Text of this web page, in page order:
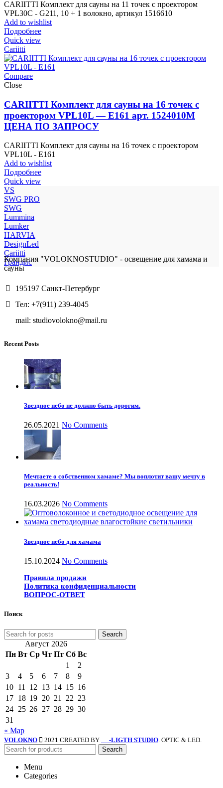
CARIITTI Комплект для сауны на 11 точек с проектором
VPL30C - G211, 10 + 1 волокно, артикул 1516610
Add to wishlist
Подробнее
Quick view
Cariitti
Compare
Close
CARIITTI Комплект для сауны на 16 точек с
проектором VPL10L — E161 арт. 1524010М
ЦЕНА ПО ЗАПРОСУ
CARIITTI Комплект для сауны на 16 точек с проектором
VPL10L - E161
Add to wishlist
Подробнее
Quick view
VS
SWG PRO
SWG
Lummina
Lumker
HARVIA
DesignLed
Cariitti
Грандис
Компания "VOLOKNOSTUDIO" - освещение для хамама и
сауны
195197 Санкт-Петербург
Тел: +7(911) 239-4045
mail: studiovolokno@mail.ru
Recent Posts
Звездное небо не должно быть дорогим.
26.05.2021 No Comments
Мечтаете о собственном хамаме? Мы воплотит вашу мечту в
реальность!
16.03.2026 No Comments
Звездное небо для хамама
15.10.2024 No Comments
Правила продажи
Политика конфиденциальности
ВОПРОС-ОТВЕТ
Поиск
Search
Август 2026
Пн Вт Ср Чт Пт Сб Вс
1
2
3
4 5 6 7 8
9
10 11 12 13 14 15 16
17 18 19 20 21 22 23
24 25 26 27 28 29 30
31
« Мар
VOLOKNO 2021 CREATED BY -LIGTH STUDIO. OPTIC & LED.
Search
Menu
Categories